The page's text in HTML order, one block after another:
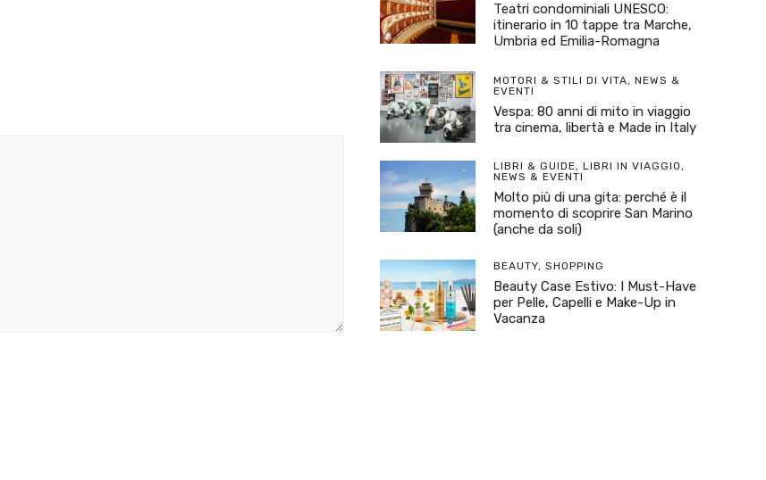
Teatri condominiali UNESCO:
itinerario in 10 tappe tra Marche,
Umbria ed Emilia-Romagna
MOTORI & STILI DI VITA, NEWS &
EVENTI
Vespa: 80 anni di mito in viaggio
tra cinema, libertà e Made in Italy
LIBRI & GUIDE, LIBRI IN VIAGGIO,
NEWS & EVENTI
Molto più di una gita: perché è il
momento di scoprire San Marino
(anche da soli)
BEAUTY, SHOPPING
Beauty Case Estivo: I Must-Have
per Pelle, Capelli e Make-Up in
Vacanza